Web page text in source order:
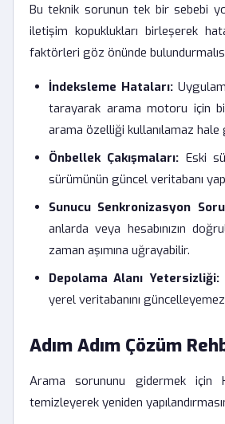
Bu teknik sorunun tek bir sebebi
iletişim kopuklukları birleşerek
faktörleri göz önünde
İndeksleme Hataları:
tarayarak arama motoru için
arama özelliği kullanılamaz hale
Önbellek Çakışmaları: Eski
sürümünün güncel veritabanı
Sunucu Senkronizasyon
anlarda veya hesabınızın
zaman aşımına uğrayabilir.
Depolama Alanı Yetersizliği:
yerel veritabanını
Adım Adım Çözüm
Arama sorununu gidermek için
temizleyerek yeniden